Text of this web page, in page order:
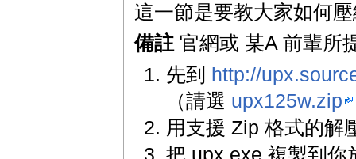
這一節是要教大家如何
備註官網或 某A 前輩所
先到 http://
（請選 upx125w.zip
用支援 Zip 格式的解
把 upx.exe 複製到你